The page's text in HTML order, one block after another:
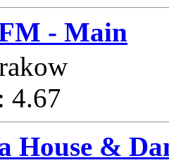
- Main
4.67
House &